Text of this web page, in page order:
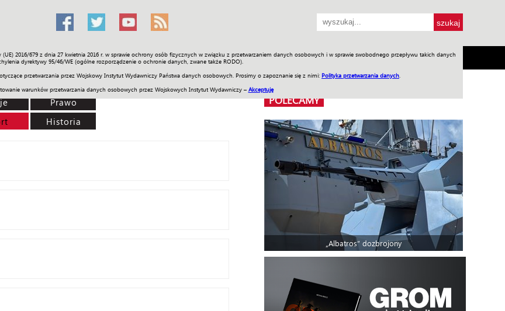
2016/679 z dnia 27 kwietnia 2016 r. w sprawie ochrony osób fizycznych w związku z przetwarzaniem danych osobowych i w sprawie swobodnego przepływu takich danych
dyrektywy 95/46/WE (ogólne rozporządzenie o ochronie danych, zwane także RODO).
przetwarzania przez Wojskowy Instytut Wydawniczy Państwa danych osobowych. Prosimy o zapoznanie się z nimi: Polityka przetwarzania danych
warunków przetwarzania danych osobowych przez Wojskowych Instytut Wydawniczy – Akceptuję
Społeczność Sport Historia Galerie Wideo ENGLISH SKLEP Jednodniówki Praca w WIW
Prawo
Historia
POLECAMY
„Albatros” dozbrojony